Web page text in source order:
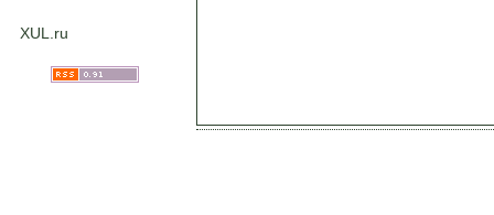
XUL.ru